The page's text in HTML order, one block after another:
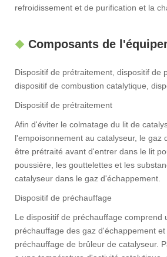
refroidissement et de purification et la
Composants de
Dispositif de prétraitement, dispositif de
dispositif de combustion catalytique,
Dispositif de prétraitement
Afin d'éviter le colmatage du lit de
l'empoisonnement au catalyseur, le gaz
être prétraité avant d'entrer dans le lit
poussière, les gouttelettes et les
catalyseur dans le gaz d'échappement.
Dispositif de préchauffage
Le dispositif de préchauffage comprend
préchauffage des gaz d'échappement
préchauffage de brûleur de catalyseur.